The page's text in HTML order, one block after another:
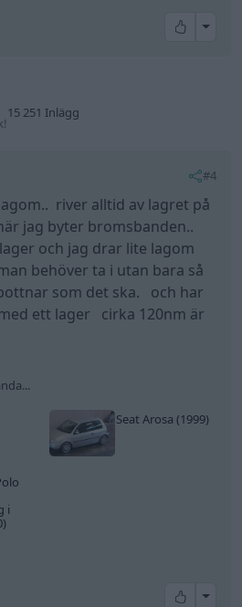
All
15 251 Inlägg
#4
river alltid av lagret på
jag byter bromsbanden..
och jag drar lite lagom
behöver ta i utan bara så
som det ska. och har
ett lager cirka 120nm är
Seat Arosa (1999)
i
All